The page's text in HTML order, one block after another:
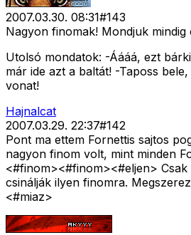
2007.03.30. 08:31#143
Nagyon finomak! Mondjuk mindig
Utolsó mondatok: -Áááá, ezt
már ide azt a baltát! -Taposs
vonat!
Hajnalcat
2007.03.29. 22:37#142
Pont ma ettem Fornettis sajtos
nagyon finom volt, mint minden
<#finom><#finom><#eljen>
csinálják ilyen finomra.
<#miaz>